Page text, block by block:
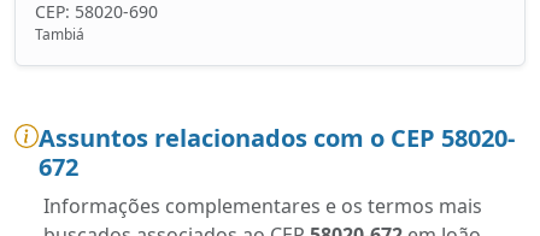
CEP: 58020-690
Tambiá
Assuntos relacionados com o CEP 58020-
672
Informações complementares e os termos mais